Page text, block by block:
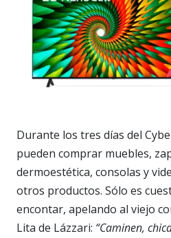
Durante los tres días del
pueden comprar muebles,
dermoestética, consolas y
otros productos. Sólo es
encontar, apelando al viejo
Lita de Lázzari: “Caminen,